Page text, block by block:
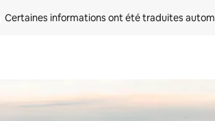
Certaines informations ont été traduites